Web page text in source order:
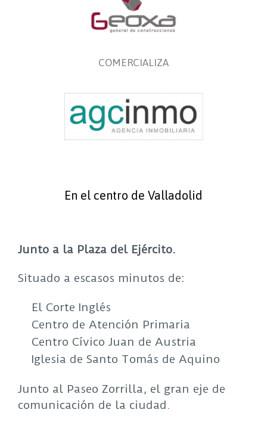
COMERCIALIZA
En el centro de Valladolid
Junto a la Plaza del Ejército.
Situado a escasos minutos de:
El Corte Inglés
Centro de Atención Primaria
Centro Cívico Juan de Austria
Iglesia de Santo Tomás de Aquino
Junto al Paseo Zorrilla, el gran eje de
comunicación de la ciudad.